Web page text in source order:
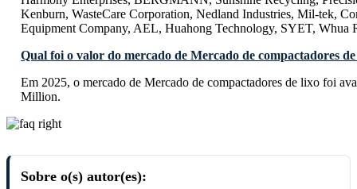
Kenburn, WasteCare Corporation, Nedland Industries, Mil-tek,
Equipment Company, AEL, Huahong Technology, SYET, Whua
Qual foi o valor do mercado de Mercado de compactadores
Em 2025, o mercado de Mercado de compactadores de lixo foi
Million.
Sobre o(s) autor(es):